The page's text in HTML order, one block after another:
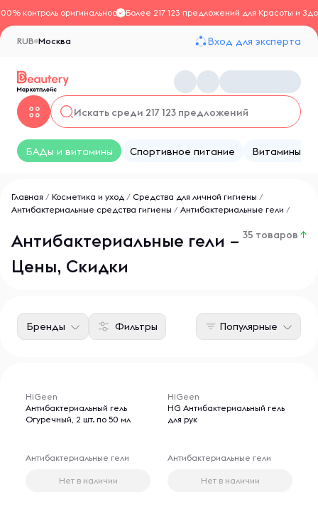
контроль оригинальностиБолее 217 123 предложений для Красоты и
Москва
RUB Вход для эксперта
БАДы и витамины Спортивное питание Витамины
Главная / Косметика и уход / Средства для личной гигиены /
Антибактериальные средства гигиены / Антибактериальные гели /
Антибактериальные гели –
Цены, Скидки
35 товаров ↑
Фильтры
Бренды Популярные
HiGeen
Антибактериальный гель
Огуречный, 2 шт. по 50 мл
Антибактериальные гели
Нет в наличии
HiGeen
HG Aнтибактериальный гель
для рук
Антибактериальные гели
Нет в наличии